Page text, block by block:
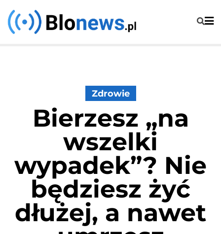
Skip
to
Zdrowie
Bierzesz „na
wszelki
wypadek”? Nie
będziesz żyć
dłużej, a nawet